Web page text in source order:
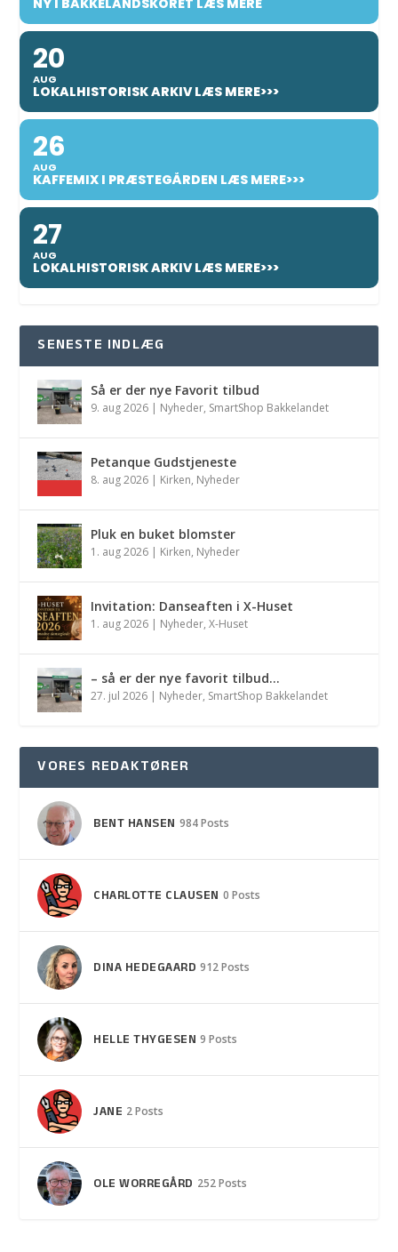
NY I BAKKELANDSKORET LÆS MERE
20
AUG
LOKALHISTORISK ARKIV LÆS MERE>>>
26
AUG
KAFFEMIX I PRÆSTEGÅRDEN LÆS MERE>>>
27
AUG
LOKALHISTORISK ARKIV LÆS MERE>>>
SENESTE INDLÆG
Så er der nye Favorit tilbud
9. aug 2026 | Nyheder, SmartShop Bakkelandet
Petanque Gudstjeneste
8. aug 2026 | Kirken, Nyheder
Pluk en buket blomster
1. aug 2026 | Kirken, Nyheder
Invitation: Danseaften i X-Huset
1. aug 2026 | Nyheder,X-Huset
– så er der nye favorit tilbud…
27. jul 2026 | Nyheder, SmartShop Bakkelandet
VORES REDAKTØRER
BENT HANSEN 984 Posts
CHARLOTTE CLAUSEN 0 Posts
DINA HEDEGAARD 912 Posts
HELLE THYGESEN 9 Posts
JANE 2 Posts
OLE WORREGÅRD 252 Posts